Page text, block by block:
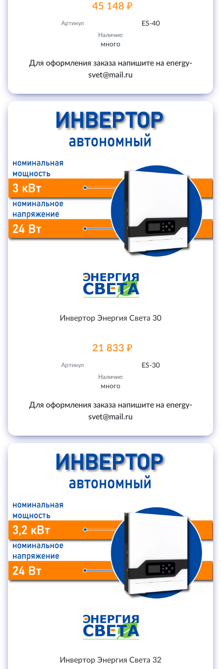
45 148 ₽
Артикул ES-40
Наличие:
много
Для оформления заказа напишите на energy-
svet@mail.ru
Инвертор Энергия Света 30
21 833 ₽
Артикул ES-30
Наличие:
много
Для оформления заказа напишите на energy-
svet@mail.ru
Инвертор Энергия Света 32